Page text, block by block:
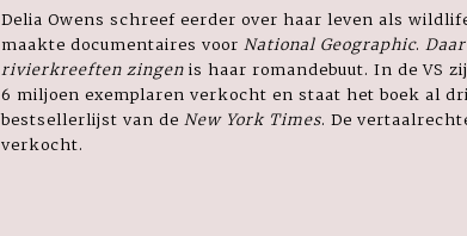
Delia Owens schreef eerder over haar leven als
maakte documentaires voor National Geographic.
rivierkreeften zingen is haar romandebuut. In de VS
6 miljoen exemplaren verkocht en staat het boek al
bestsellerlijst van de New York Times. De
verkocht.